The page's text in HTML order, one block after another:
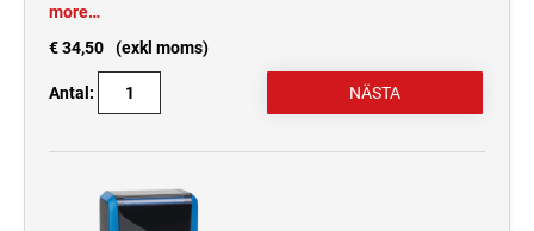
more…
€ 34,50
(exkl moms)
Antal: